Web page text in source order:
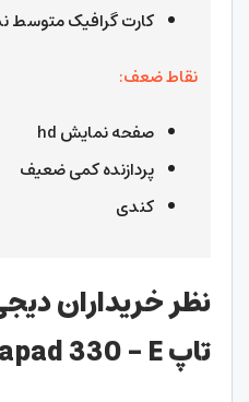
کارت گرافیک متوسط
نقاط ضعف:
صفحه نمایش hd
پردازنده کمی ضعیف
کندی
نظر خریداران
تاپ Ideapad 330 – E